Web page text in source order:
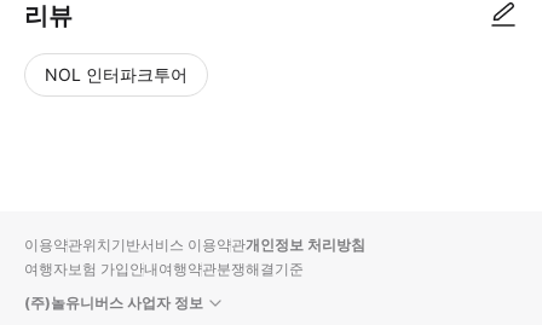
리뷰
NOL 인터파크투어
입니
다.
순
상
이용약관위치기반서비스 이용약관개인정보 처리방침
여행자보험 가입안내여행약관분쟁해결기준
(주)놀유니버스 사업자 정보